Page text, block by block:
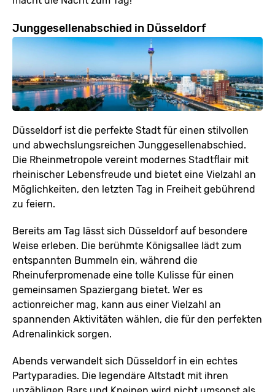
Junggesellenabschied in Düsseldorf
Düsseldorf ist die perfekte Stadt für einen stilvollen
und abwechslungsreichen Junggesellenabschied.
Die Rheinmetropole vereint modernes Stadtflair mit
rheinischer Lebensfreude und bietet eine Vielzahl an
Möglichkeiten, den letzten Tag in Freiheit gebührend
zu feiern.
Bereits am Tag lässt sich Düsseldorf auf besondere
Weise erleben. Die berühmte Königsallee lädt zum
entspannten Bummeln ein, während die
Rheinuferpromenade eine tolle Kulisse für einen
gemeinsamen Spaziergang bietet. Wer es
actionreicher mag, kann aus einer Vielzahl an
spannenden Aktivitäten wählen, die für den perfekten
Adrenalinkick sorgen.
Abends verwandelt sich Düsseldorf in ein echtes
Partyparadies. Die legendäre Altstadt mit ihren